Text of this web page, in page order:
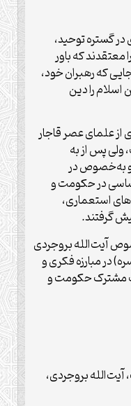
در گستره توحید،‌
که باور
که رهبران خود،‌
را دین
علمای عصر قاجار
پس از به
به‌خصوص در
در حکومت و
استعماری،
گرفتند.
آیت‌الله بروجردی
در مبارزه فکری و
مشترک حکومت و
بروجردی،